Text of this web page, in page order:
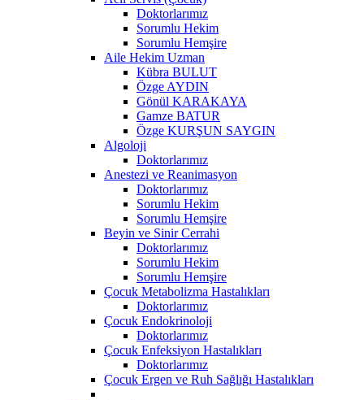
Doktorlarımız
Sorumlu Hekim
Sorumlu Hemşire
Aile Hekim Uzman
Kübra BULUT
Özge AYDIN
Gönül KARAKAYA
Gamze BATUR
Özge KURŞUN SAYGIN
Algoloji
Doktorlarımız
Anestezi ve Reanimasyon
Doktorlarımız
Sorumlu Hekim
Sorumlu Hemşire
Beyin ve Sinir Cerrahi
Doktorlarımız
Sorumlu Hekim
Sorumlu Hemşire
Çocuk Metabolizma Hastalıkları
Doktorlarımız
Çocuk Endokrinoloji
Doktorlarımız
Çocuk Enfeksiyon Hastalıkları
Doktorlarımız
Çocuk Ergen ve Ruh Sağlığı Hastalıkları